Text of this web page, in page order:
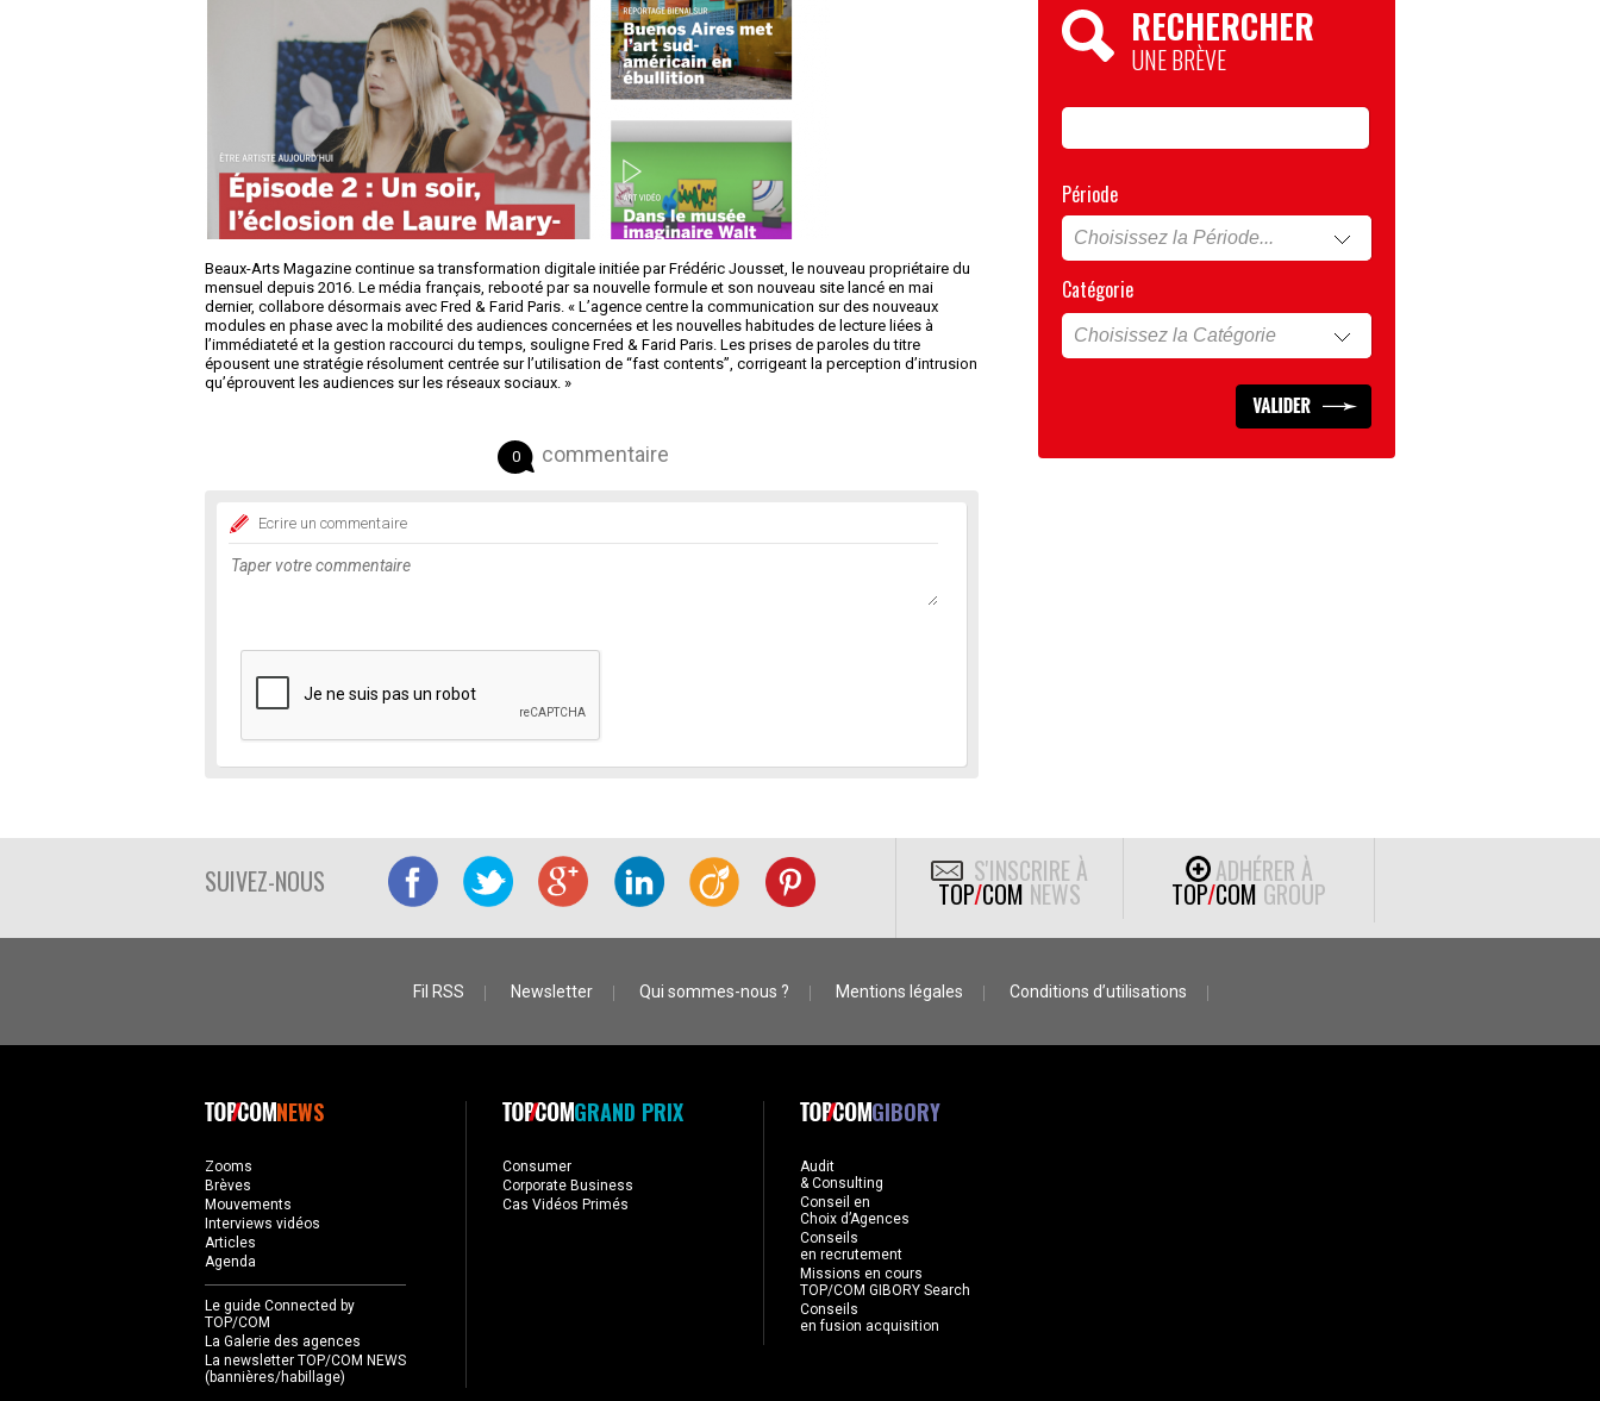
Beaux-Arts Magazine continue sa transformation digitale initiée par Frédéric Jousset, le nouveau propriétaire du
mensuel depuis 2016. Le média français, rebooté par sa nouvelle formule et son nouveau site lancé en mai
dernier, collabore désormais avec Fred & Farid Paris. « L’agence centre la communication sur des nouveaux
modules en phase avec la mobilité des audiences concernées et les nouvelles habitudes de lecture liées à
l’immédiateté et la gestion raccourci du temps, souligne Fred & Farid Paris. Les prises de paroles du titre
épousent une stratégie résolument centrée sur l’utilisation de “fast contents”, corrigeant la perception d’intrusion
qu’éprouvent les audiences sur les réseaux sociaux. »
0 commentaire
Ecrire un commentaire
RECHERCHER
UNE BRÈVE
Période
Catégorie
SUIVEZ-NOUS S'INSCRIRE À
TOP/COM NEWS
ADHÉRER À
TOP/COM GROUP
Fil RSS Newsletter Qui sommes-nous ? Mentions légales Conditions d’utilisations
NEWS
Zooms
Brèves
Mouvements
Interviews vidéos
Articles
Agenda
Le guide Connected by
TOP/COM
La Galerie des agences
La newsletter TOP/COM NEWS
(bannières/habillage)
GRAND PRIX
Consumer
Corporate Business
Cas Vidéos Primés
GIBORY
Audit
& Consulting
Conseil en
Choix d’Agences
Conseils
en recrutement
Missions en cours
TOP/COM GIBORY Search
Conseils
en fusion acquisition